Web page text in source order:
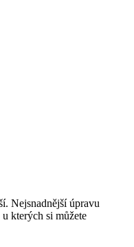
Nejsnadnější úpravu
kterých si můžete